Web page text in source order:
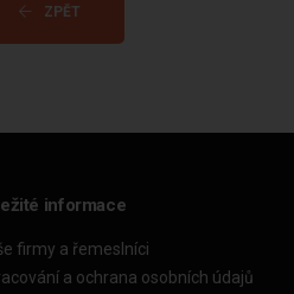
ZPĚT
informace
firmy a řemeslníci
a ochrana osobních údajů